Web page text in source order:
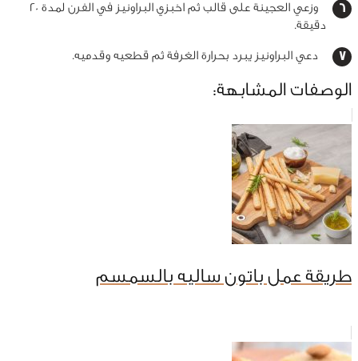
وزعي العجينة على قالب ثم اخبزي البراونيز في الفرن لمدة 20
دقيقة.
دعي البراونيز يبرد بحرارة الغرفة ثم قطعيه وقدميه.
الوصفات المشابهة:
طريقة عمل باتون ساليه بالسمسم